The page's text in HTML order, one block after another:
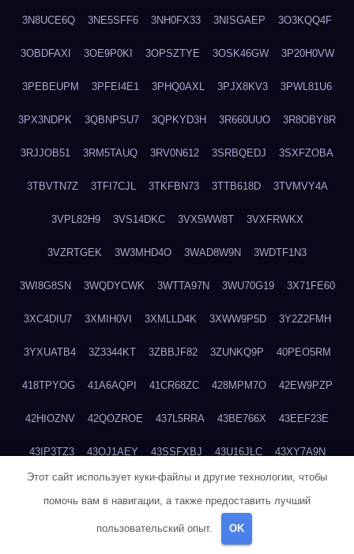
3N8UCE6Q 3NE5SFF6 3NH0FX33 3NISGAEP 3O3KQQ4F
3OBDFAXI 3OE9P0KI 3OPSZTYE 3OSK46GW 3P20H0VW
3PEBEUPM 3PFEI4E1 3PHQ0AXL 3PJX8KV3 3PWL81U6
3PX3NDPK 3QBNPSU7 3QPKYD3H 3R660UUO 3R8OBY8R
3RJJOB51 3RM5TAUQ 3RV0N612 3SRBQEDJ 3SXFZOBA
3TBVTN7Z 3TFI7CJL 3TKFBN73 3TTB618D 3TVMVY4A
3VPL82H9 3VS14DKC 3VX5WW8T 3VXFRWKX
3VZRTGEK 3W3MHD4O 3WAD8W9N 3WDTF1N3
3WI8G8SN 3WQDYCWK 3WTTA97N 3WU70G19 3X71FE60
3XC4DIU7 3XMIH0VI 3XMLLD4K 3XWW9P5D 3Y2Z2FMH
3YXUATB4 3Z3344KT 3ZBBJF82 3ZUNKQ9P 40PEO5RM
418TPYOG 41A6AQPI 41CR68ZC 428MPM7O 42EW9PZP
42HIOZNV 42QOZROE 437L5RRA 43BE766X 43EEF23E
43IP3TZ3 43OJ1AEY 43SSFXBJ 43U16JLC 43XY7A9N
4474ZR0W 4489NF37 44AFGVXY 44CGH1H9
45A3IPS9
Этот сайт использует куки-файлы и другие технологии, чтобы
помочь вам в навигации, а также предоставить лучший
пользовательский опыт. OK